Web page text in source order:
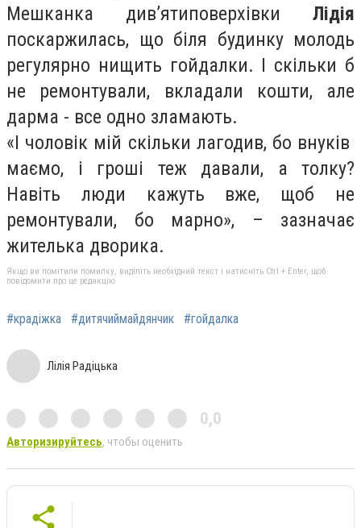
Мешканка див’ятиповерхівки Лідія
поскаржилась, що біля будинку молодь
регулярно нищить гойдалки. І скільки б
не ремонтували, вкладали кошти, але
дарма - все одно зламають.
«І чоловік мій скільки лагодив, бо внуків
маємо, і гроші теж давали, а толку?
Навіть люди кажуть вже, щоб не
ремонтували, бо марно», – зазначає
жителька дворика.
Якщо ви помітили помилку, виділіть необхідний текст і натисніть Ctrl + Enter, щоб
повідомити про це редакцію
#крадіжка #дитячиймайдянчик #гойдалка
Лілія Радіцька
0,0
Авторизируйтесь, чтобы оценить